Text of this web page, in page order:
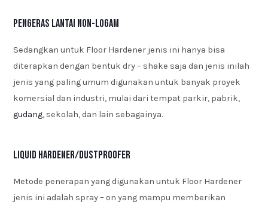
Pengeras Lantai Non-Logam
Sedangkan untuk Floor Hardener jenis ini hanya bisa
diterapkan dengan bentuk dry – shake saja dan jenis inilah
jenis yang paling umum digunakan untuk banyak proyek
komersial dan industri, mulai dari tempat parkir, pabrik,
gudang, sekolah, dan lain sebagainya.
Liquid Hardener/Dustproofer
Metode penerapan yang digunakan untuk Floor Hardener
jenis ini adalah spray – on yang mampu memberikan